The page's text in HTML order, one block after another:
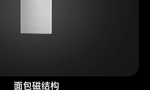
面包磁结构